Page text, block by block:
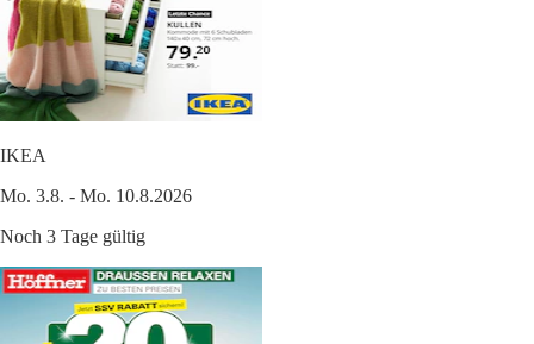
IKEA
Mo. 3.8. - Mo. 10.8.2026
Noch 3 Tage gültig